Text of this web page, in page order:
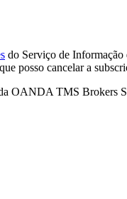
do Serviço de Informação
posso cancelar a
OANDA TMS Brokers